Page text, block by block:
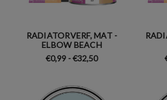
RADIATORVERF, MAT -
ELBOW BEACH
€0,99 - €32,50